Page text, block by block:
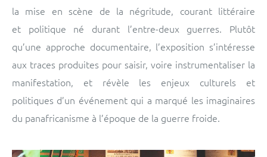
la mise en scène de la négritude, courant littéraire
et politique né durant l’entre-deux guerres. Plutôt
qu’une approche documentaire, l’exposition s’intéresse
aux traces produites pour saisir, voire instrumentaliser la
manifestation, et révèle les enjeux culturels et
politiques d’un événement qui a marqué les imaginaires
du panafricanisme à l’époque de la guerre froide.